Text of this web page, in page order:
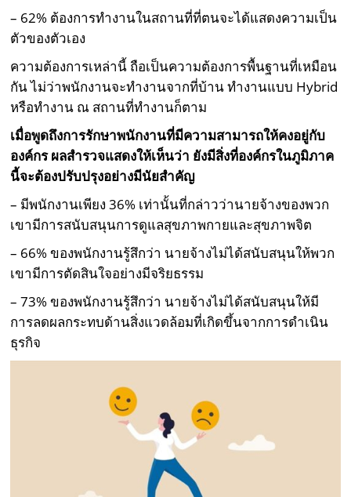
– 62% ต้องการทำงานในสถานที่ที่ตนจะได้แสดงความเป็น
ตัวของตัวเอง
ความต้องการเหล่านี้ ถือเป็นความต้องการพื้นฐานที่เหมือน
กัน ไม่ว่าพนักงานจะทำงานจากที่บ้าน ทำงานแบบ Hybrid
หรือทำงาน ณ สถานที่ทำงานก็ตาม
เมื่อพูดถึงการรักษาพนักงานที่มีความสามารถให้คงอยู่กับ
องค์กร ผลสำรวจแสดงให้เห็นว่า ยังมีสิ่งที่องค์กรในภูมิภาค
นี้จะต้องปรับปรุงอย่างมีนัยสำคัญ
– มีพนักงานเพียง 36% เท่านั้นที่กล่าวว่านายจ้างของพวก
เขามีการสนับสนุนการดูแลสุขภาพกายและสุขภาพจิต
– 66% ของพนักงานรู้สึกว่า นายจ้างไม่ได้สนับสนุนให้พวก
เขามีการตัดสินใจอย่างมีจริยธรรม
– 73% ของพนักงานรู้สึกว่า นายจ้างไม่ได้สนับสนุนให้มี
การลดผลกระทบด้านสิ่งแวดล้อมที่เกิดขึ้นจากการดำเนิน
ธุรกิจ